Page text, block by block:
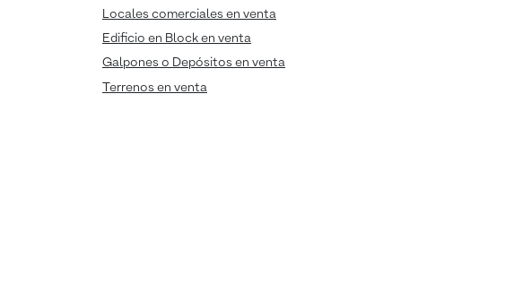
Locales comerciales en venta
Edificio en Block en venta
Galpones o Depósitos en venta
Terrenos en venta